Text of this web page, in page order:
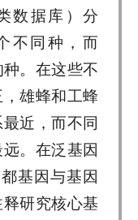
数据库）分
不同种，而
。在这些不
雄蜂和工蜂
近，而不同
。在泛基因
基因与基因
研究核心基